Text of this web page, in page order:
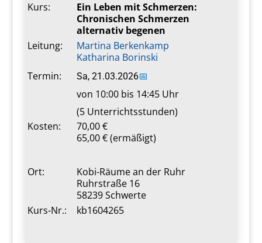
Kurs:
Ein Leben mit Schmerzen:
Chronischen Schmerzen
alternativ begenen
Leitung:
Martina Berkenkamp
Katharina Borinski
Termin:
Sa, 21.03.2026📅
von 10:00 bis 14:45 Uhr
(5 Unterrichtsstunden)
Kosten:
70,00 €
65,00 € (ermäßigt)
Ort:
Kobi-Räume an der Ruhr
Ruhrstraße 16
58239 Schwerte
Kurs-Nr.:
kb1604265